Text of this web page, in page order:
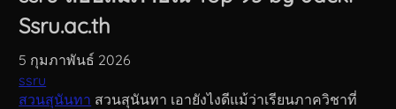
Ssru.ac.th
5 กุมภาพันธ์ 2026
ssru
สวนสุนันทา สวนสุนันทา เอายังไงดีแม้ว่าเรียนภาควิชาที่